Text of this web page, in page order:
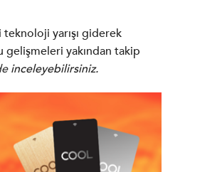
yarışı giderek
yakından takip
inceleyebilirsiniz.